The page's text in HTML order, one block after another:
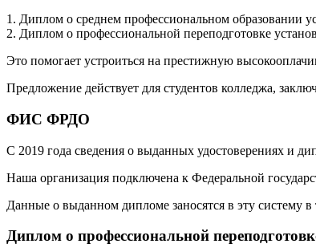
1. Диплом о среднем профессиональном образовании
2. Диплом о профессиональной переподготовке
Это помогает устроиться на престижную
Предложение действует для студентов колледжа,
ФИС ФРДО
С 2019 года сведения о выданных удостоверениях и
Наша организация подключена к Федеральной
Данные о выданном дипломе заносятся в эту систему в
Диплом о профессиональной